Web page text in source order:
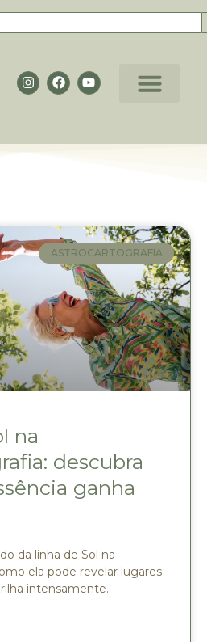
ASTROCARTOGRAFIA
na
descubra
ganha
da linha de Sol na
ela pode revelar lugares
intensamente.